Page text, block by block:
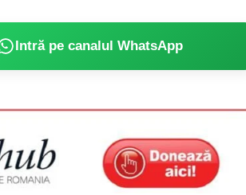
PRESShub
Despre noi / Echipa
Proiecte editoriale
Rețea
Intră pe canalul WhatsApp